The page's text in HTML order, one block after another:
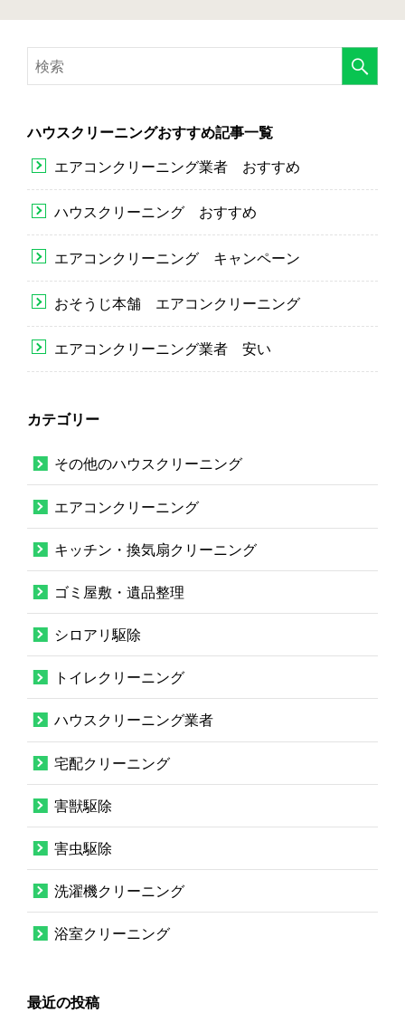
ハウスクリーニングおすすめ記事一覧
エアコンクリーニング業者 おすすめ
ハウスクリーニング おすすめ
エアコンクリーニング キャンペーン
おそうじ本舗 エアコンクリーニング
エアコンクリーニング業者 安い
カテゴリー
その他のハウスクリーニング
エアコンクリーニング
キッチン・換気扇クリーニング
ゴミ屋敷・遺品整理
シロアリ駆除
トイレクリーニング
ハウスクリーニング業者
宅配クリーニング
害獣駆除
害虫駆除
洗濯機クリーニング
浴室クリーニング
最近の投稿